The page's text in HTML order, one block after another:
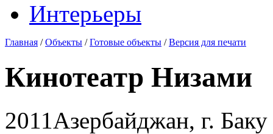
Интерьеры
Главная /Объекты /Готовые объекты /Версия для печати
Кинотеатр Низами
2011Азербайджан, г. Баку